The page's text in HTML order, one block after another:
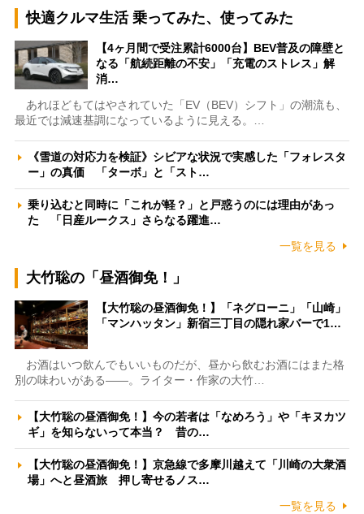
快適クルマ生活 乗ってみた、使ってみた
【4ヶ月間で受注累計6000台】BEV普及の障壁と
なる「航続距離の不安」「充電のストレス」解
消…
あれほどもてはやされていた「EV（BEV）シフト」の潮流も、
最近では減速基調になっているように見える。…
《雪道の対応力を検証》シビアな状況で実感した「フォレスタ
ー」の真価 「ターボ」と「スト…
乗り込むと同時に「これが軽？」と戸惑うのには理由があっ
た 「日産ルークス」さらなる躍進…
一覧を見る
大竹聡の「昼酒御免！」
【大竹聡の昼酒御免！】「ネグローニ」「山崎」
「マンハッタン」新宿三丁目の隠れ家バーで1…
お酒はいつ飲んでもいいものだが、昼から飲むお酒にはまた格
別の味わいがある――。ライター・作家の大竹…
【大竹聡の昼酒御免！】今の若者は「なめろう」や「キヌカツ
ギ」を知らないって本当？ 昔の…
【大竹聡の昼酒御免！】京急線で多摩川越えて「川崎の大衆酒
場」へと昼酒旅 押し寄せるノス…
一覧を見る